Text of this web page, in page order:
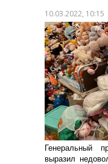
10.03.2022, 10:15
Генеральный
выразил